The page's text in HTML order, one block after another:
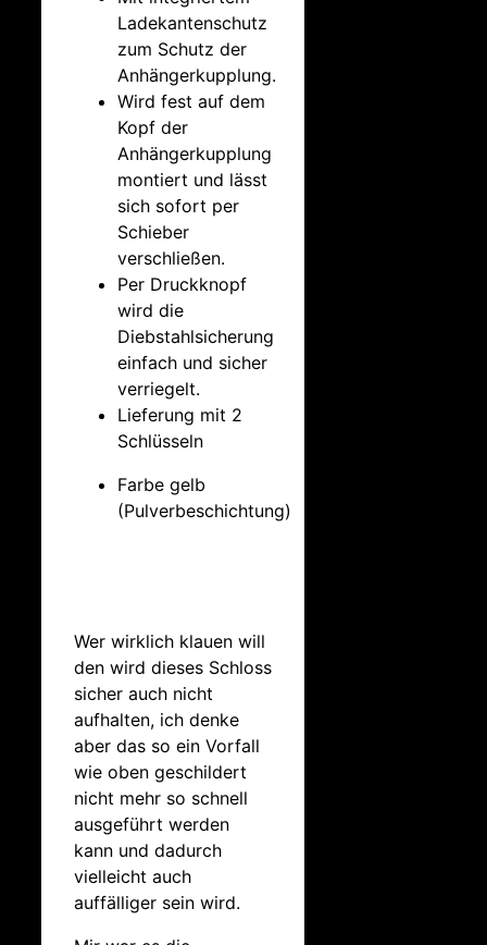
Ladekantenschutz
zum Schutz der
Anhängerkupplung.
Wird fest auf dem
Kopf der
Anhängerkupplung
montiert und lässt
sich sofort per
Schieber
verschließen.
Per Druckknopf
wird die
Diebstahlsicherung
einfach und sicher
verriegelt.
Lieferung mit 2
Schlüsseln
Farbe gelb
(Pulverbeschichtung)
Wer wirklich klauen will
den wird dieses Schloss
sicher auch nicht
aufhalten, ich denke
aber das so ein Vorfall
wie oben geschildert
nicht mehr so schnell
ausgeführt werden
kann und dadurch
vielleicht auch
auffälliger sein wird.